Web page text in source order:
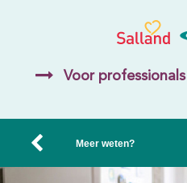
Voor professionals
Meer weten?